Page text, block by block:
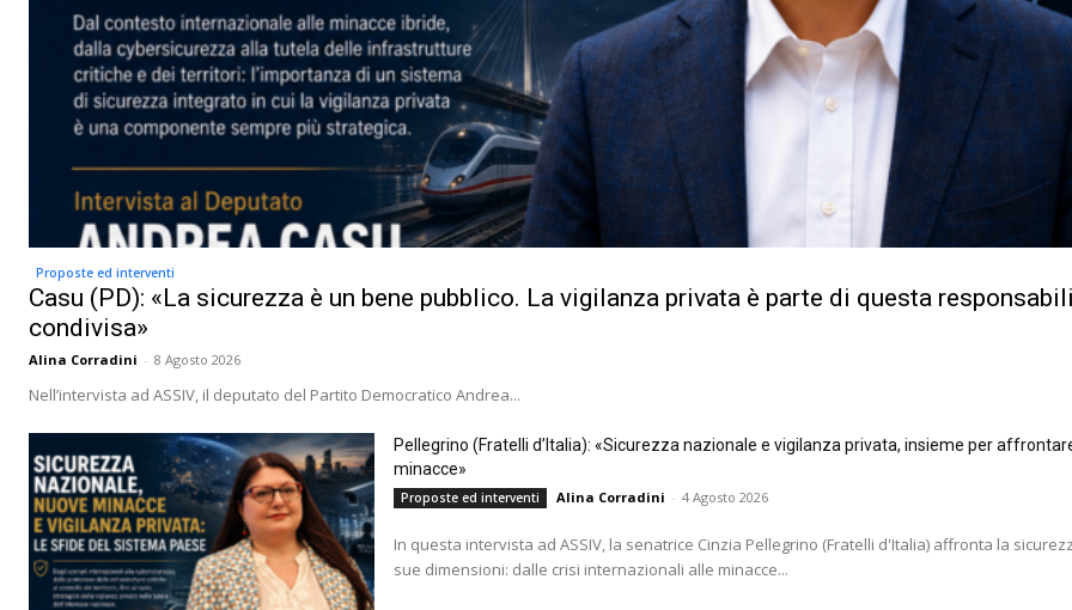
Proposte ed interventi
Casu (PD): «La sicurezza è un bene pubblico. La vigilanza privata è parte di questa
condivisa»
Alina Corradini - 8 Agosto 2026
Nell’intervista ad ASSIV, il deputato del Partito Democratico Andrea...
Pellegrino (Fratelli d’Italia): «Sicurezza nazionale e vigilanza privata, insieme per
minacce»
Proposte ed interventi Alina Corradini - 4 Agosto 2026
In questa intervista ad ASSIV, la senatrice Cinzia Pellegrino (Fratelli d'Italia) affronta la
sue dimensioni: dalle crisi internazionali alle minacce...